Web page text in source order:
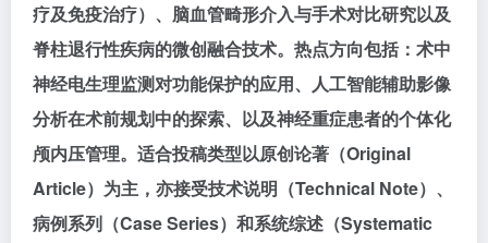
疗及免疫治疗）、 脑血管畸形介入与手术对比研究以及
脊柱退行性疾病的微创融合技术。热点方向包括： 术中
神经电生理监测对功能保护的应用、 人工智能辅助影像
分析在术前规划中的探索、以及神经重症患者的个体化
颅内压管理。适合投稿类型以原创论著（Original
Article） 为主，亦接受技术说明（Technical Note） 、
病例系列（Case Series） 和系统综述（Systematic